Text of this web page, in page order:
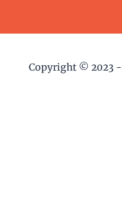
Copyright © 2023 -